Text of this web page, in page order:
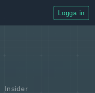
Logga in
Insider